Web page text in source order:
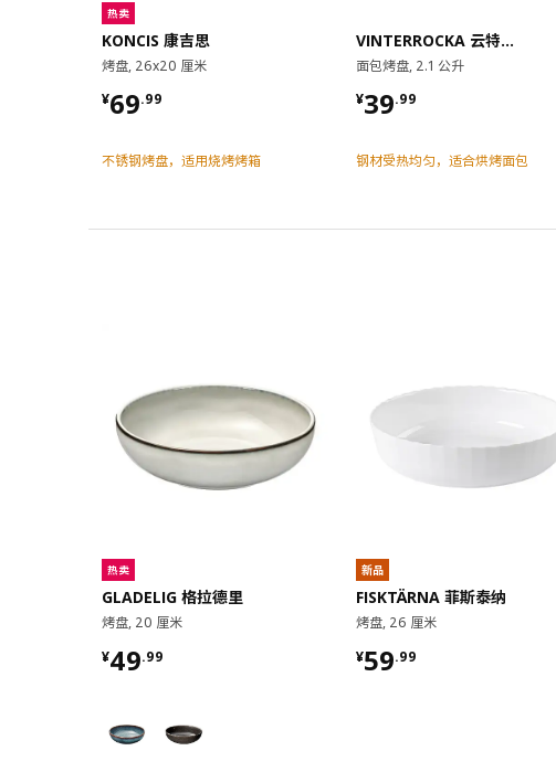
热卖
KONCIS 康吉思
烤盘, 26x20 厘米
¥69.99
¥ 69.99
不锈钢烤盘，适用烧烤烤箱
VINTERROCKA 云特洛卡
面包烤盘, 2.1 公升
¥39.99
¥ 39.99
钢材受热均匀，适合烘烤面包
热卖
GLADELIG 格拉德里
烤盘, 20 厘米
¥49.99
¥ 49.99
新品
FISKTÄRNA 菲斯泰纳
烤盘, 26 厘米
¥59.99
¥ 59.99